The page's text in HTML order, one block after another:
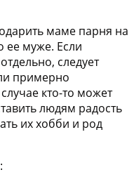
маме парня на
ее муже. Если
следует
примерно
кто-то может
людям радость
их хобби и род